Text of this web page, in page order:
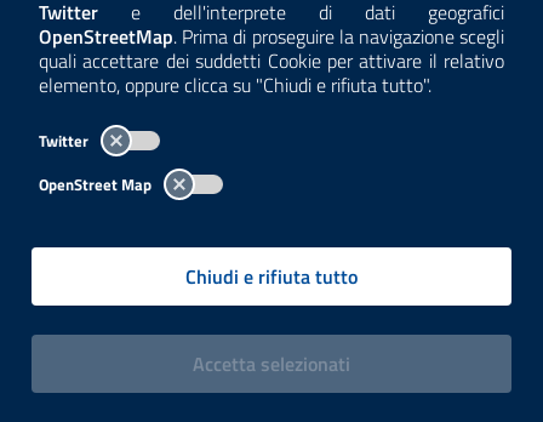
Twitter e dell'interprete di dati geografici
OpenStreetMap. Prima di proseguire la navigazione scegli
quali accettare dei suddetti Cookie per attivare il relativo
elemento, oppure clicca su "Chiudi e rifiuta tutto".
Twitter
OpenStreet Map
Chiudi e rifiuta tutto
Accettai cookies
selezionati
RILEVAMENTO DANNI
Entro il fine settimana è previsto il completamento dei
sopralluoghi da parte dei Vigili del Fuoco e della
compilazione delle schede da parte dei tecnici
rilevatori. Ciò consentirà di avere il quadro completo
delle ordinanze di inagibilità emesse dai Sindaci, di
provvedere alla sistemazione autonoma, o in strutture
alberghiere, delle famiglie evacuate.
parte dei Comuni interessati ha disposto la chiusura
anticipata dell’anno scolastico.